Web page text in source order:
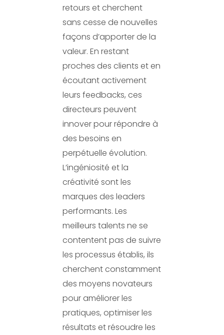
retours et cherchent
sans cesse de nouvelles
façons d’apporter de la
valeur. En restant
proches des clients et en
écoutant activement
leurs feedbacks, ces
directeurs peuvent
innover pour répondre à
des besoins en
perpétuelle évolution.
L’ingéniosité et la
créativité sont les
marques des leaders
performants. Les
meilleurs talents ne se
contentent pas de suivre
les processus établis, ils
cherchent constamment
des moyens novateurs
pour améliorer les
pratiques, optimiser les
résultats et résoudre les